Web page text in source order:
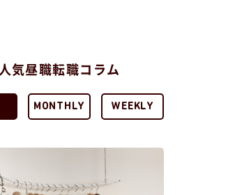
人気昼職転職コラム
MONTHLY WEEKLY